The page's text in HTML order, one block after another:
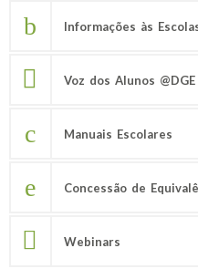
Informações às
Voz dos Alunos @DGE
Manuais Escolares
Concessão de
Webinars